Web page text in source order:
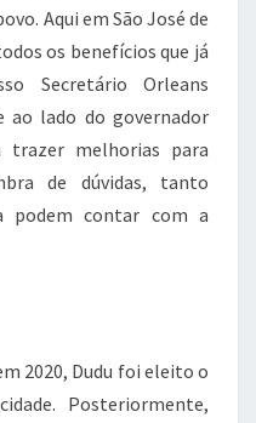
Aqui em São José de
os benefícios que já
Secretário Orleans
ao lado do governador
trazer melhorias para
de dúvidas, tanto
podem contar com a
2020, Dudu foi eleito o
Posteriormente,